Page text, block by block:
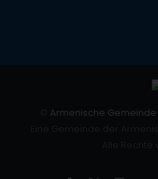
Armenische